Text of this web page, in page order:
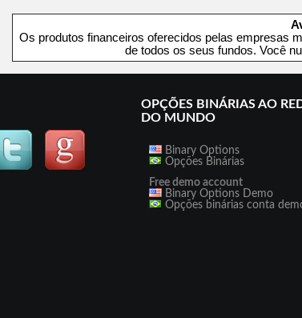
Os produtos financeiros oferecidos pelas empresas
de todos os seus fundos. Você
OPÇÕES BINÁRIAS AO
DO MUNDO
Binary Options
Opções Binárias
Free demo account
Binary Options Demo
Opções binárias conta